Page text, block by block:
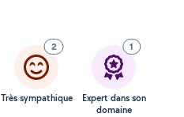
2
Très sympathique
1
Expert dans son
domaine